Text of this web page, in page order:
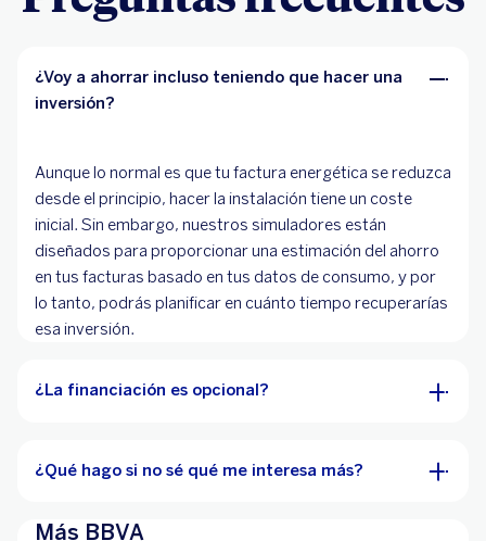
¿Voy a ahorrar incluso teniendo que hacer una
inversión?
Aunque lo normal es que tu factura energética se reduzca
desde el principio, hacer la instalación tiene un coste
inicial. Sin embargo, nuestros simuladores están
diseñados para proporcionar una estimación del ahorro
en tus facturas basado en tus datos de consumo, y por
lo tanto, podrás planificar en cuánto tiempo recuperarías
esa inversión.
¿La financiación es opcional?
¿Qué hago si no sé qué me interesa más?
Más BBVA